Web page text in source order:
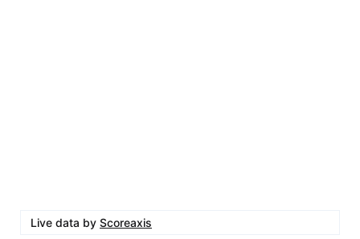
Live data by Scoreaxis